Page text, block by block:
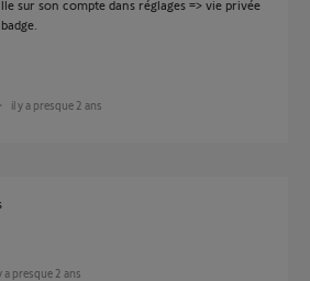
sur son compte dans réglages => vie privée
il y a presque 2 ans
a presque 2 ans